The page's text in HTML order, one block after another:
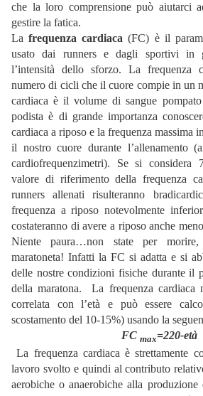
che la loro comprensione può aiutarci
gestire la fatica.
Lafrequenza cardiaca (FC) è il
usato dai runners e dagli sportivi in
l’intensità dello sforzo. La frequenza
numero di cicli che il cuore compie in un
cardiaca è il volume di sangue
podista è di grande importanza
cardiaca a riposo e la frequenza massima
il nostro cuore durante l’allenamento
cardiofrequenzimetri). Se si considera
valore di riferimento della frequenza
runners allenati risulteranno
frequenza a riposo notevolmente
costateranno di avere a riposo anche
Niente paura…non state per
maratoneta! Infatti la FC si adatta e si
delle nostre condizioni fisiche durante il
della maratona. La frequenza cardiaca
correlata con l’età e può essere
scostamento del 10-15%) usando la
FC max=220-età
La frequenza cardiaca è strettamente
lavoro svolto e quindi al contributo
aerobiche o anaerobiche alla